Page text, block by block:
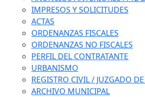
IMPRESOS Y SOLICITUDES
ACTAS
ORDENANZAS FISCALES
ORDENANZAS NO FISCALES
PERFIL DEL CONTRATANTE
URBANISMO
REGISTRO CIVIL / JUZGADO
ARCHIVO MUNICIPAL